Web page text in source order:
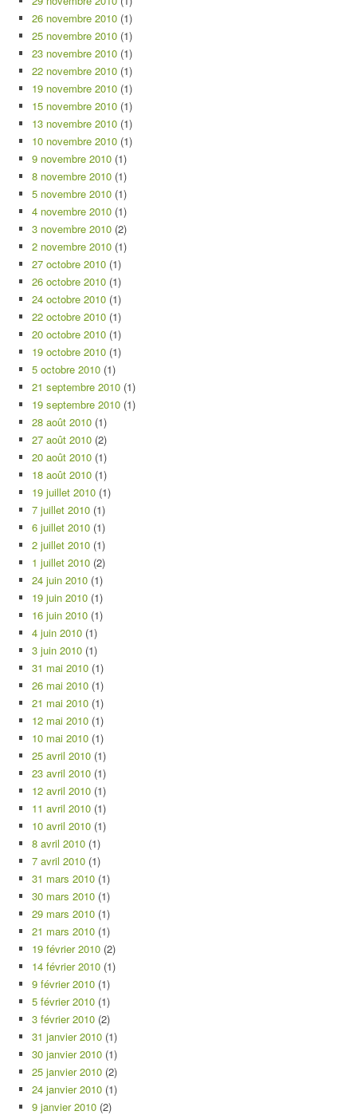
26 novembre 2010 (1)
25 novembre 2010 (1)
23 novembre 2010 (1)
22 novembre 2010 (1)
19 novembre 2010 (1)
15 novembre 2010 (1)
13 novembre 2010 (1)
10 novembre 2010 (1)
9 novembre 2010 (1)
8 novembre 2010 (1)
5 novembre 2010 (1)
4 novembre 2010 (1)
3 novembre 2010 (2)
2 novembre 2010 (1)
27 octobre 2010 (1)
26 octobre 2010 (1)
24 octobre 2010 (1)
22 octobre 2010 (1)
20 octobre 2010 (1)
19 octobre 2010 (1)
5 octobre 2010 (1)
21 septembre 2010 (1)
19 septembre 2010 (1)
28 août 2010 (1)
27 août 2010 (2)
20 août 2010 (1)
18 août 2010 (1)
19 juillet 2010 (1)
7 juillet 2010 (1)
6 juillet 2010 (1)
2 juillet 2010 (1)
1 juillet 2010 (2)
24 juin 2010 (1)
19 juin 2010 (1)
16 juin 2010 (1)
4 juin 2010 (1)
3 juin 2010 (1)
31 mai 2010 (1)
26 mai 2010 (1)
21 mai 2010 (1)
12 mai 2010 (1)
10 mai 2010 (1)
25 avril 2010 (1)
23 avril 2010 (1)
12 avril 2010 (1)
11 avril 2010 (1)
10 avril 2010 (1)
8 avril 2010 (1)
7 avril 2010 (1)
31 mars 2010 (1)
30 mars 2010 (1)
29 mars 2010 (1)
21 mars 2010 (1)
19 février 2010 (2)
14 février 2010 (1)
9 février 2010 (1)
5 février 2010 (1)
3 février 2010 (2)
31 janvier 2010 (1)
30 janvier 2010 (1)
25 janvier 2010 (2)
24 janvier 2010 (1)
9 janvier 2010 (2)